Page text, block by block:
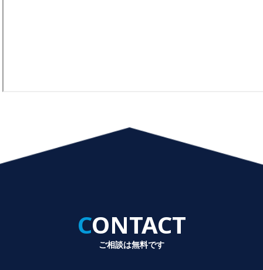
CONTACT
ご相談は無料です